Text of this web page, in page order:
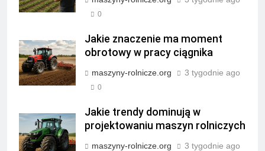
0
Jakie znaczenie ma moment
obrotowy w pracy ciągnika
maszyny-rolnicze.org 3 tygodnie ago
0
Jakie trendy dominują w
projektowaniu maszyn rolniczych
maszyny-rolnicze.org 3 tygodnie ago